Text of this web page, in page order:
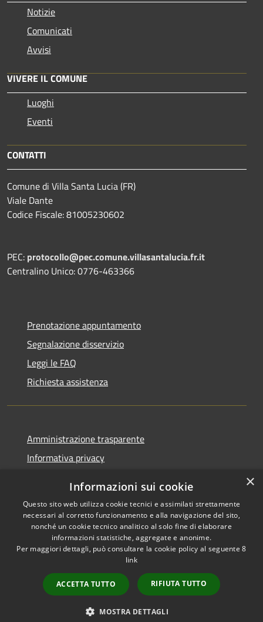
Notizie
Comunicati
Avvisi
VIVERE IL COMUNE
Luoghi
Eventi
CONTATTI
Comune di Villa Santa Lucia (FR)
Viale Dante
Codice Fiscale: 81005230602
PEC: protocollo@pec.comune.villasantalucia.fr.it
Centralino Unico: 0776-463366
Prenotazione appuntamento
Segnalazione disservizio
Leggi le FAQ
Richiesta assistenza
Amministrazione trasparente
Informativa privacy
Dichiarazione di accessibilità
RSS
Copyright © 2026 • Comune di
Municipium•
Accesso
redazione
×
Informazioni sui cookie
Questo sito web utilizza cookie tecnici e assimilati strettamente
necessari al corretto funzionamento e alla navigazione del sito,
nonché un cookie tecnico analitico al solo fine di elaborare
informazioni statistiche, aggregate e anonime.
Per maggiori dettagli, può consultare la cookie policy al seguente8
link
ACCETTA TUTTO RIFIUTA TUTTO
MOSTRA DETTAGLI